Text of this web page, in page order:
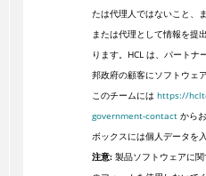
たは代理人ではないこと、
または代理として情報を提
ります。HCL は、パートナ
邦政府の顧客にソフトウェ
このチームには https://
government-contactから
ボックスには個人データを
注意:製品ソフトウェアに関